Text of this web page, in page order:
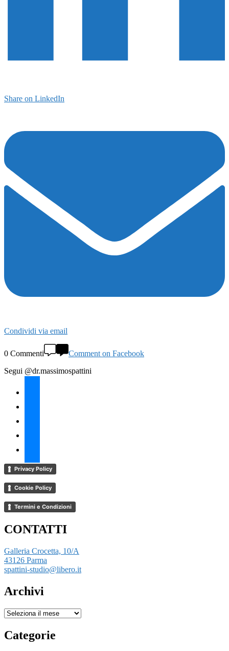
Share on LinkedIn
Condividi via email
0 Commenti
Comment on Facebook
Segui @dr.massimospattini
Privacy Policy
Cookie Policy
Termini e Condizioni
CONTATTI
Galleria Crocetta, 10/A
43126 Parma
spattini-studio@libero.it
Archivi
Archivi
Categorie